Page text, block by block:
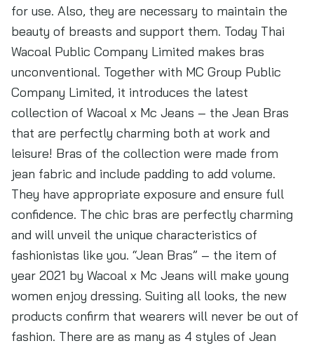
for use. Also, they are necessary to maintain the
beauty of breasts and support them. Today Thai
Wacoal Public Company Limited makes bras
unconventional. Together with MC Group Public
Company Limited, it introduces the latest
collection of Wacoal x Mc Jeans – the Jean Bras
that are perfectly charming both at work and
leisure! Bras of the collection were made from
jean fabric and include padding to add volume.
They have appropriate exposure and ensure full
confidence. The chic bras are perfectly charming
and will unveil the unique characteristics of
fashionistas like you. “Jean Bras” – the item of
year 2021 by Wacoal x Mc Jeans will make young
women enjoy dressing. Suiting all looks, the new
products confirm that wearers will never be out of
fashion. There are as many as 4 styles of Jean